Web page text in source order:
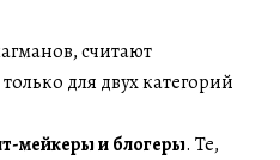
считают
для двух категорий
мейкеры и блогеры. Те,